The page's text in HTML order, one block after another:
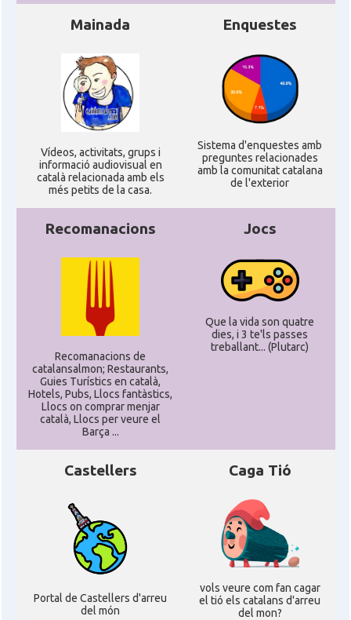
Acció Acció a New York
Acció ACCIÓ a Silicon Valley
Acció Acció a Washington DC
Acció
Delegació del Govern als Estats
Delegació
Delegació del Govern als Estats
Consolat Consolat general a Boston
Consolat Consolat general a Chicago
Consolat Consolat general a Houston
Consolat Consolat general a Miami
Consolat general a New York City
Mainada
Ví­deos, activitats, grups i
informació audiovisual en
català relacionada amb els
més petits de la casa.
Enquestes
Sistema d'enquestes amb
preguntes relacionades
amb la comunitat catalana
de l'exterior
Recomanacions
Recomanacions de
catalansalmon; Restaurants,
Guies Turístics en català,
Hotels, Pubs, Llocs fantàstics,
Llocs on comprar menjar
català, Llocs per veure el
Barça ...
Jocs
Que la vida son quatre
dies, i 3 te'ls passes
treballant... (Plutarc)
Castellers
Portal de Castellers d'arreu
del món
Caga Tió
vols veure com fan cagar
el tió els catalans d'arreu
del mon?